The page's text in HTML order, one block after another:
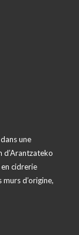
une
d’Arantzateko
cidrerie
d’origine,